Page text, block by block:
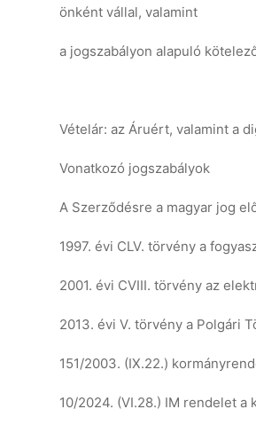
önként vállal, valamint
a jogszabályon alapuló
Vételár: az Áruért, valamint a
Vonatkozó jogszabályok
A Szerződésre a magyar jog
1997. évi CLV. törvény a
2001. évi CVIII. törvény az
2013. évi V. törvény a Polgári
151/2003. (IX.22.)
10/2024. (VI.28.) IM rendelet